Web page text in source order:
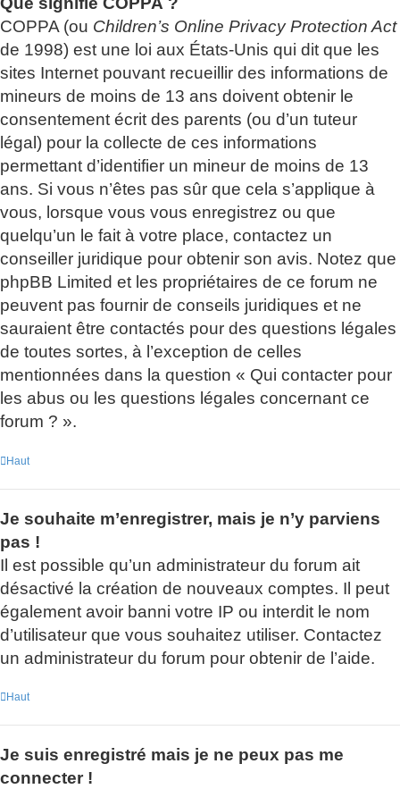
COPPA (ou Children’s Online Privacy Protection Act
de 1998) est une loi aux États-Unis qui dit que les
sites Internet pouvant recueillir des informations de
mineurs de moins de 13 ans doivent obtenir le
consentement écrit des parents (ou d’un tuteur
légal) pour la collecte de ces informations
permettant d’identifier un mineur de moins de 13
ans. Si vous n’êtes pas sûr que cela s’applique à
vous, lorsque vous vous enregistrez ou que
quelqu’un le fait à votre place, contactez un
conseiller juridique pour obtenir son avis. Notez que
phpBB Limited et les propriétaires de ce forum ne
peuvent pas fournir de conseils juridiques et ne
sauraient être contactés pour des questions légales
de toutes sortes, à l’exception de celles
mentionnées dans la question « Qui contacter pour
les abus ou les questions légales concernant ce
forum ? ».
Haut
Je souhaite m’enregistrer, mais je n’y parviens
pas !
Il est possible qu’un administrateur du forum ait
désactivé la création de nouveaux comptes. Il peut
également avoir banni votre IP ou interdit le nom
d’utilisateur que vous souhaitez utiliser. Contactez
un administrateur du forum pour obtenir de l’aide.
Haut
Je suis enregistré mais je ne peux pas me
connecter !